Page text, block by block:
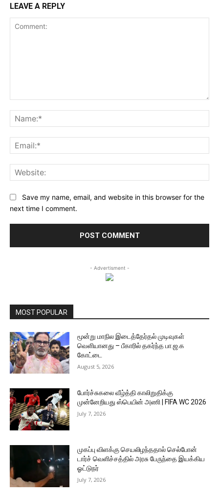
LEAVE A REPLY
Save my name, email, and website in this browser for the
next time I comment.
- Advertisment -
MOST POPULAR
மூன்று மாநில இடைத்தேர்தல் முடிவுகள்
வெளியானது – பீகாரில் தகர்ந்த பா.ஜ.க
கோட்டை
August 5, 2026
போர்ச்சுகலை வீழ்த்தி காலிறுதிக்கு
முன்னேறியது ஸ்பெயின் அணி | FIFA WC 2026
July 7, 2026
முகப்பு விளக்கு செயலிழந்ததால் செல்போன்
டார்ச் வெளிச்சத்தில் அரசு பேருந்தை இயக்கிய
ஓட்டுநர்
July 7, 2026